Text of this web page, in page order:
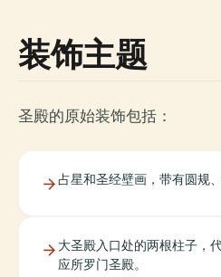
装饰主题
圣殿的原始装饰包括：
占星和圣经壁画，带有圆规
大圣殿入口处的两根柱子，
应所罗门圣殿。